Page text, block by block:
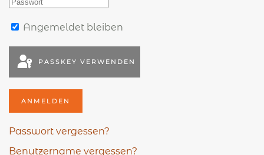
Angemeldet bleiben
PASSKEY VERWENDEN
ANMELDEN
Passwort vergessen?
Benutzername vergessen?